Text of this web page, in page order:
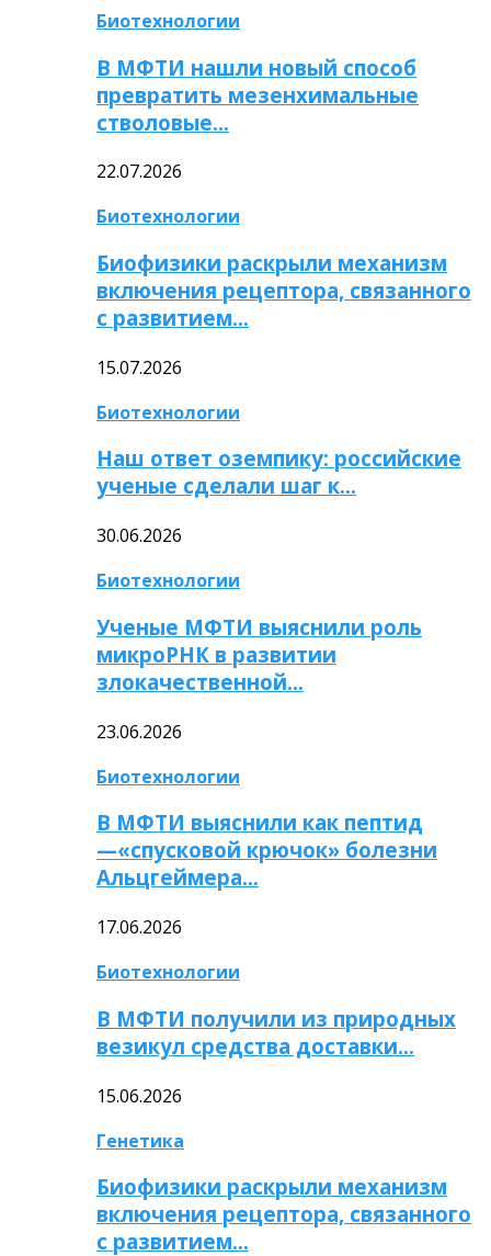
Биотехнологии
В МФТИ нашли новый способ
превратить мезенхимальные
стволовые…
22.07.2026
Биотехнологии
Биофизики раскрыли механизм
включения рецептора, связанного
с развитием…
15.07.2026
Биотехнологии
Наш ответ оземпику: российские
ученые сделали шаг к…
30.06.2026
Биотехнологии
Ученые МФТИ выяснили роль
микроРНК в развитии
злокачественной…
23.06.2026
Биотехнологии
В МФТИ выяснили как пептид
—«спусковой крючок» болезни
Альцгеймера…
17.06.2026
Биотехнологии
В МФТИ получили из природных
везикул средства доставки…
15.06.2026
Генетика
Биофизики раскрыли механизм
включения рецептора, связанного
с развитием…